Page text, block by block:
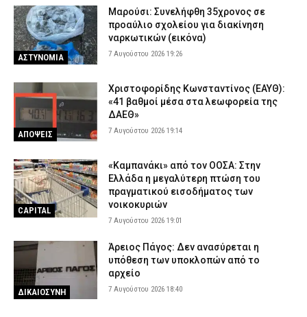
ΑΣΤΥΝΟΜΙΑ
Μαρούσι: Συνελήφθη 35χρονος σε
προαύλιο σχολείου για διακίνηση
ναρκωτικών (εικόνα)
7 Αυγούστου 2026 19:26
ΑΠΟΨΕΙΣ
Χριστοφορίδης Κωνσταντίνος (ΕΑΥΘ):
«41 βαθμοί μέσα στα λεωφορεία της
ΔΑΕΘ»
7 Αυγούστου 2026 19:14
CAPITAL
«Καμπανάκι» από τον ΟΟΣΑ: Στην
Ελλάδα η μεγαλύτερη πτώση του
πραγματικού εισοδήματος των
νοικοκυριών
7 Αυγούστου 2026 19:01
ΔΙΚΑΙΟΣΥΝΗ
Άρειος Πάγος: Δεν ανασύρεται η
υπόθεση των υποκλοπών από το
αρχείο
7 Αυγούστου 2026 18:40